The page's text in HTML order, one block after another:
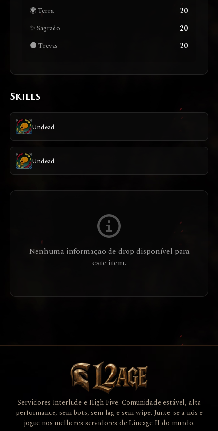
🌍 Terra 20
✨ Sagrado 20
🌑 Trevas 20
Skills
Undead
Undead
Nenhuma informação de drop disponível para
este item.
Servidores Interlude e High Five. Comunidade estável, alta
performance, sem bots, sem lag e sem wipe. Junte-se a nós e
jogue nos melhores servidores de Lineage II do mundo.